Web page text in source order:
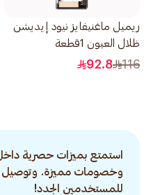
ريميل ماغنيفايز نيود إيديشن
ظلال العيون 1قطعة
116
92.8
استمتع بميزات حصرية
وخصومات مميزة. وتوصيل
للمستخدمين الجدد!